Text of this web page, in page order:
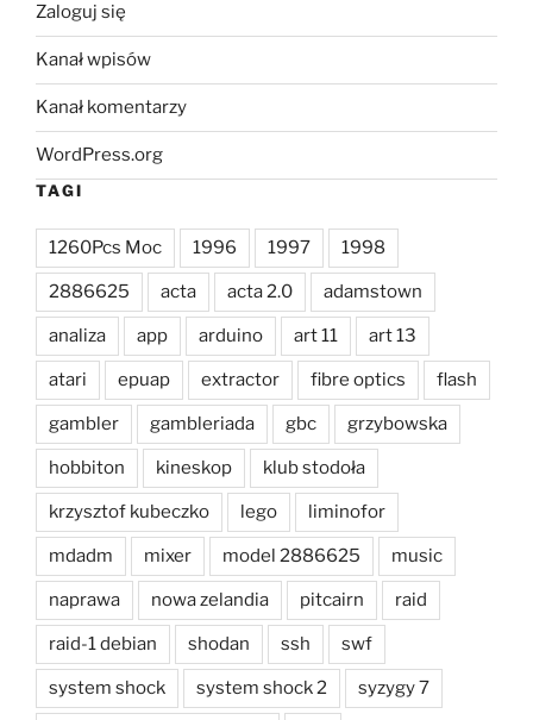
Zaloguj się
Kanał wpisów
Kanał komentarzy
WordPress.org
TAGI
1260Pcs Moc 1996 1997 1998
2886625 acta acta 2.0 adamstown
analiza app arduino art 11 art 13
atari epuap extractor fibre optics flash
gambler gambleriada gbc grzybowska
hobbiton kineskop klub stodoła
krzysztof kubeczko lego liminofor
mdadm mixer model 2886625 music
naprawa nowa zelandia pitcairn raid
raid-1 debian shodan ssh swf
system shock system shock 2 syzygy 7